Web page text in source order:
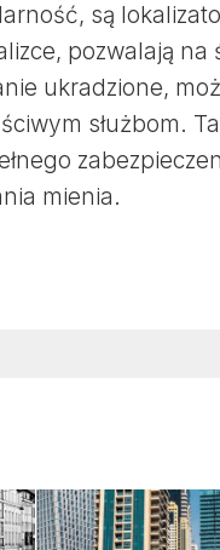
są
pozwalają na
ukradzione,
służbom.
mienia.